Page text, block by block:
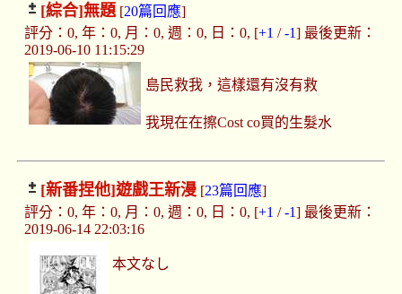
[綜合]無題[20篇回應]
評分：0, 年：0, 月：0, 週：0, 日：0, [+1 /-1] 最後更新：
2019-06-10 11:15:29
島民救我，這樣還有沒有救
我現在在擦Cost co買的生髮水
[新番捏他]遊戲王新漫[23篇回應]
評分：0, 年：0, 月：0, 週：0, 日：0, [+1 /-1] 最後更新：
2019-06-14 22:03:16
本文なし